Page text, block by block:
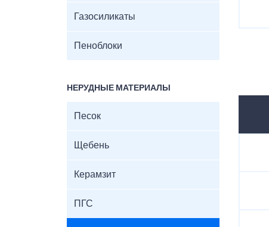
Газосиликаты
Пеноблоки
НЕРУДНЫЕ МАТЕРИАЛЫ
Песок
Щебень
Керамзит
ПГС